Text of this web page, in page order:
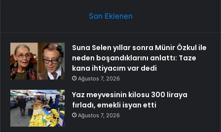
Son Eklenen
Suna Selen yıllar sonra Münir Özkul ile
neden boşandıklarını anlattı: Taze
kana ihtiyacım var dedi
Ağustos 7, 2026
Yaz meyvesinin kilosu 300 liraya
fırladı, emekli isyan etti
Ağustos 7, 2026